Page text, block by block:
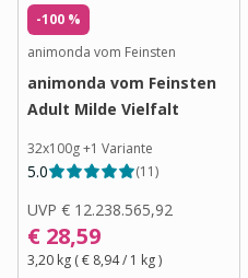
-100 %
animonda vom Feinsten
animonda vom Feinsten
Adult Milde Vielfalt
32x100g+1 Variante
5.0 (11)
UVP € 12.238.565,92
€ 28,59
3,20 kg (€ 8,94/ 1 kg)